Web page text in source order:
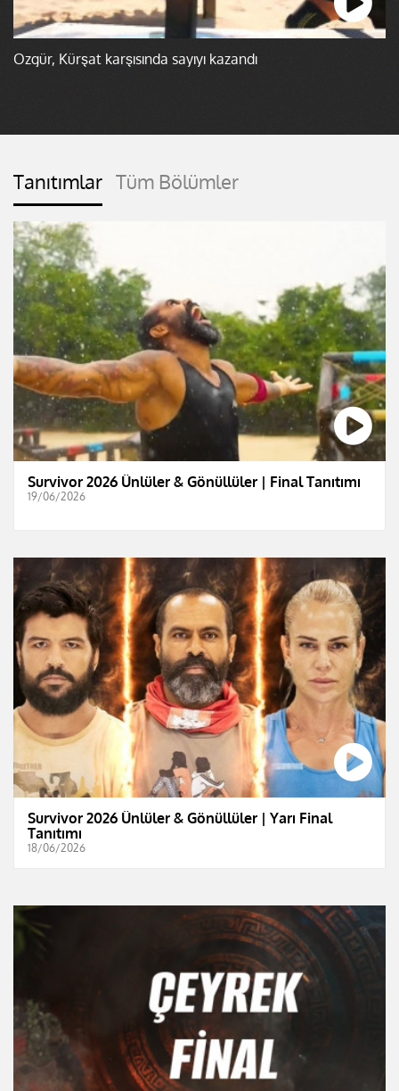
Özgür, Kürşat karşısında sayıyı kazandı
Tanıtımlar Tüm Bölümler
Survivor 2026 Ünlüler & Gönüllüler | Final Tanıtımı
19/06/2026
Survivor 2026 Ünlüler & Gönüllüler | Yarı Final
Tanıtımı
18/06/2026